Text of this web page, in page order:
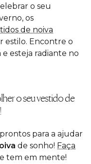
o seu
os
de noiva
estilo. Encontre o
e esteja radiante no
o seu vestido de
para a ajudar
de sonho! Faça
tem em mente!